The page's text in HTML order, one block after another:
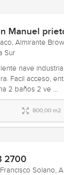
Manuel
Almirante
Sur
nave
Facil acceso,
2 baños 2 ve ...
800,00 m2
2700
Solano,